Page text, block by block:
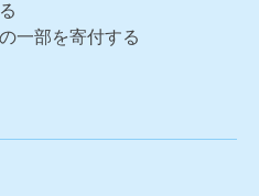
一部を寄付する